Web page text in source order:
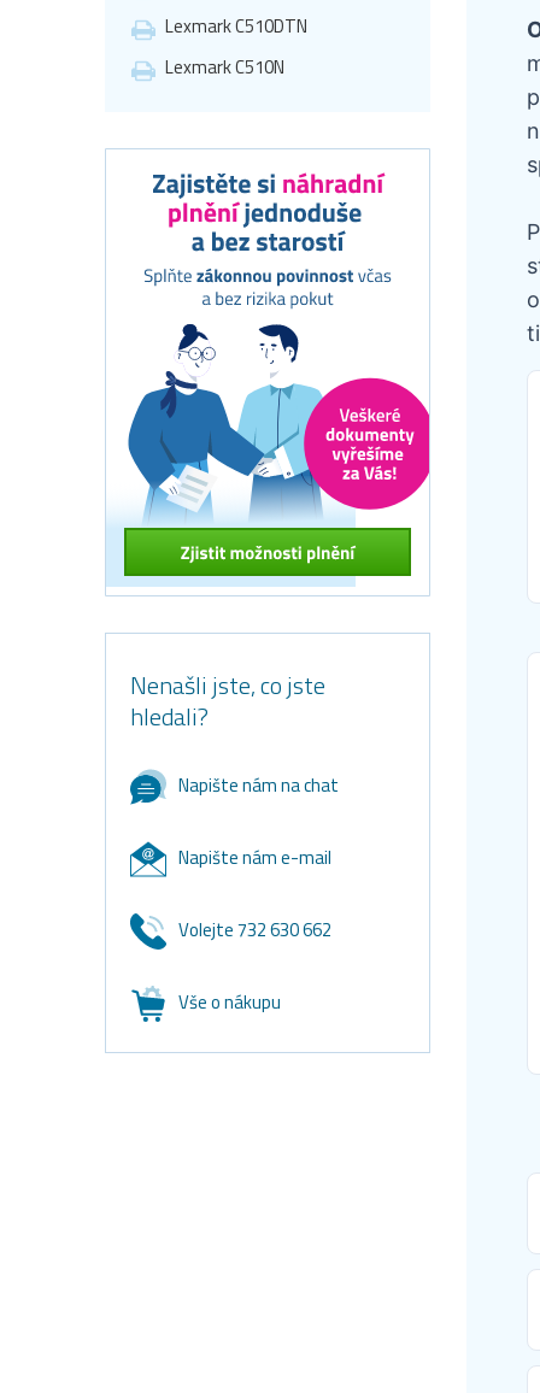
Lexmark C510DTN
Lexmark C510N
Nenašli jste, co jste
hledali?
Napište nám na chat
Napište nám e-mail
Volejte 732 630 662
Vše o nákupu